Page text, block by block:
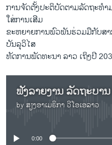
ສຽງ
ລາຍການກະຈາຍສຽງ
ລາຍງານ
ຕິດຕາມພວກເຮົາ ທີ່
ພາສາຕ່າງໆ
ການຈັດຕັ້ງປະຕິບັດຕາມລັດຖະທ
ໃສ່ການເສີມ
ຂະຫຍາຍການພົວພັນຮ່ວມມືກັບສ
ບັນລຸວິໄສ
ທັດການພັດທະນາ ລາວ ເຖິງປີ
by ສຽງອາເມຣິກາ ວີໂອເອລາວ
No media
0:00